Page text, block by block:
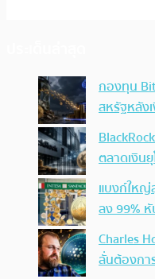
กองทุน
สหรัฐหลัง
ตลาดเงิน
แบงก์ใหญ่
ลง 99%
Charles
ลั่นต้องกา